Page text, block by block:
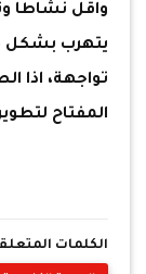
واقل نشاطا
يتهرب بشكل
تواجهة، اذا
المفتاح
الكلمات